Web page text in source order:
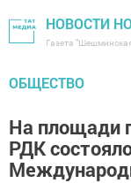
НОВОСТИ
Газета
ОБЩЕСТВО
На площади
РДК